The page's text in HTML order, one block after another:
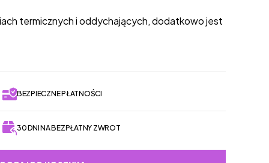
termicznych i oddychających, dodatkowo jest
BEZPIECZNE PŁATNOŚCI
30 DNI NA BEZPŁATNY ZWROT